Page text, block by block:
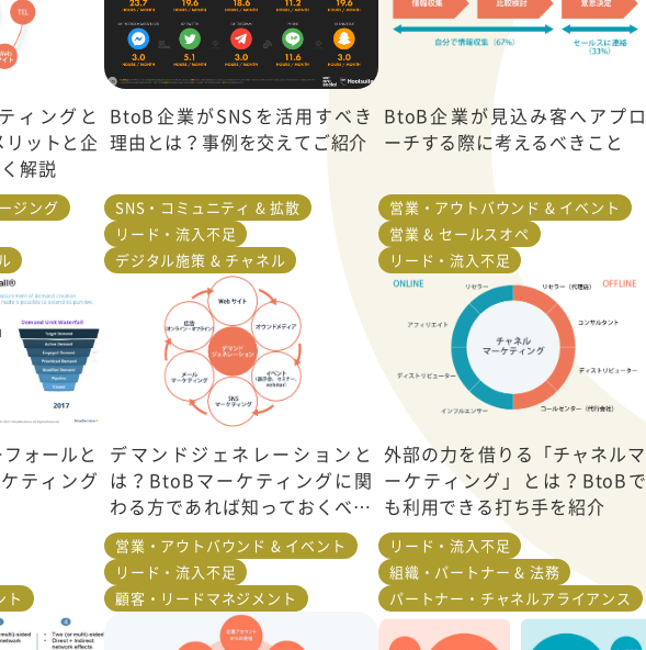
ィングと
リットと企
解説
ジング
BtoB企業がSNSを活用すべき
理由とは？事例を交えてご紹介
SNS・コミュニティ & 拡散
リード・流入不足
デジタル施策 & チャネル
BtoB企業が見込み客へアプロ
ーチする際に考えるべきこと
営業・アウトバウンド & イベント
営業 & セールスオペ
リード・流入不足
ォールと
ティング
ト
デマンドジェネレーションと
は？BtoBマーケティングに関
わる方であれば知っておくべき
こと
営業・アウトバウンド & イベント
リード・流入不足
顧客・リードマネジメント
外部の力を借りる「チャネルマ
ーケティング」とは？BtoBで
も利用できる打ち手を紹介
リード・流入不足
組織・パートナー & 法務
パートナー・チャネルアライアンス